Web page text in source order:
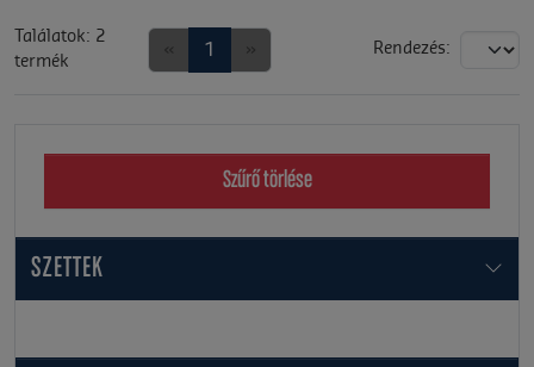
Találatok: 2
termék
1 Rendezés:
Szűrő törlése
SZETTEK